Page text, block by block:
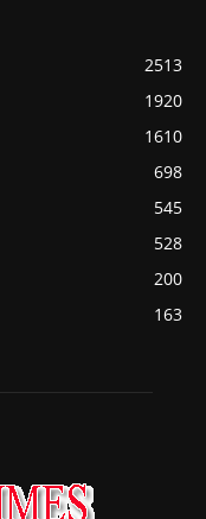
2513
1920
1610
698
545
528
200
163